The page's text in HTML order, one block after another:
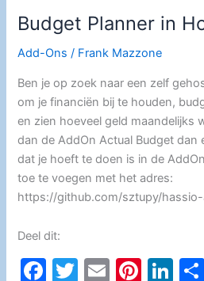
Budget Planner in
Add-Ons / Frank Mazzone
Ben je op zoek naar een zelf
om je financiën bij te houden,
en zien hoeveel geld maandelijks
dan de AddOn Actual Budget dan
dat je hoeft te doen is in de
toe te voegen met het adres:
https://github.com/sztupy/
Deel dit:
F
T
E
Pi Li